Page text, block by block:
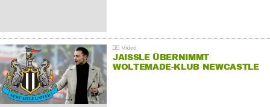
JAISSLE ÜBERNIMMT
WOLTEMADE-KLUB NEWCASTLE